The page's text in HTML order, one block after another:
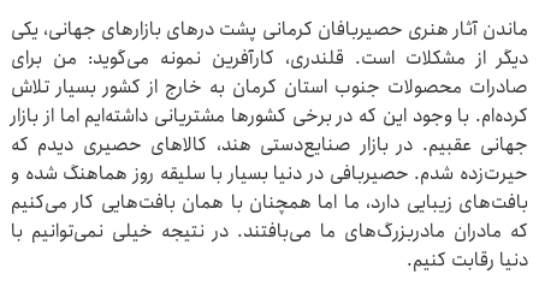
ماندن آثار هنری حصیربافان کرمانی پشت درهای بازارهای جهانی، یکی
دیگر از مشکلات است. قلندری، کارآفرین نمونه می‌گوید: من برای
صادرات محصولات جنوب استان کرمان به خارج از کشور بسیار تلاش
کرده‌ام. با وجود این که در برخی کشورها مشتریانی داشته‌ایم اما از بازار
جهانی عقبیم. در بازار صنایع‌دستی هند، کالاهای حصیری دیدم که
حیرت‌زده شدم. حصیربافی در دنیا بسیار با سلیقه روز هماهنگ شده و
بافت‌های زیبایی دارد، ما اما همچنان با همان بافت‌هایی کار می‌کنیم
که مادران مادربزرگ‌های ما می‌بافتند. در نتیجه خیلی نمی‌توانیم با
دنیا رقابت کنیم.